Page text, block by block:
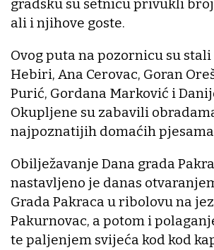
gradsku su šetnicu privukli
ali i njihove goste.
Ovog puta na pozornicu su
Hebiri, Ana Cerovac, Goran
Purić, Gordana Marković i
Okupljene su zabavili
najpoznatijih domaćih
Obilježavanje Dana grada
nastavljeno je danas
Grada Pakraca u ribolovu na
Pakurnovac, a potom i
te paljenjem svijeća kod kod